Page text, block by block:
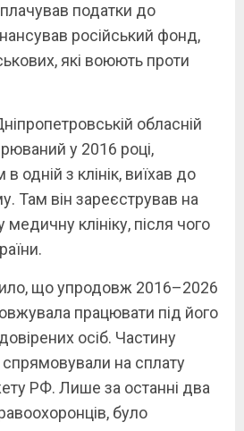
податки до
російський фонд,
які воюють проти
обласній
у 2016 році,
одній з клінік, виїхав до
Там він зареєстрував на
клініку, після чого
що упродовж 2016–2026
працювати під його
осіб. Частину
на сплату
РФ. Лише за останні два
було